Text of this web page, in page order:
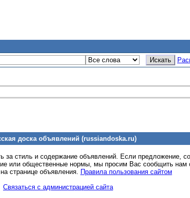
доска объявлений (russiandoska.ru)
за стиль и содержание объявлений. Если предложение,
или общественные нормы, мы просим Вас сообщить нам
странице объявления. Правила пользования сайтом
Связаться с администрацией сайта